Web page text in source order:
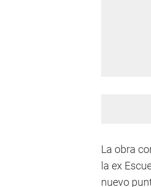
La obra
la ex
nuevo